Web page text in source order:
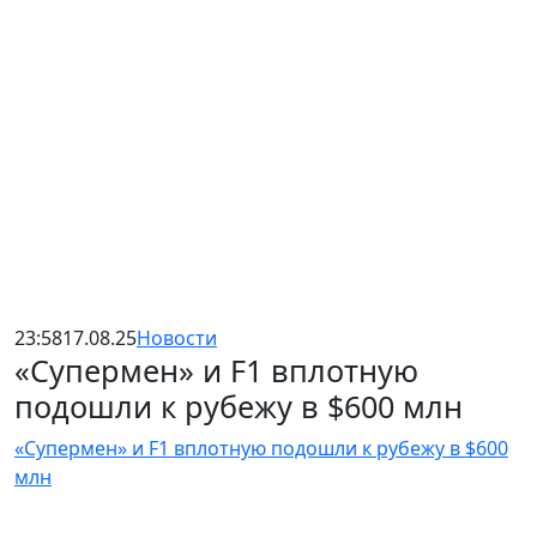
23:5817.08.25Новости
«Супермен» и F1 вплотную
подошли к рубежу в $600 млн
«Супермен» и F1 вплотную подошли к рубежу в $600
млн